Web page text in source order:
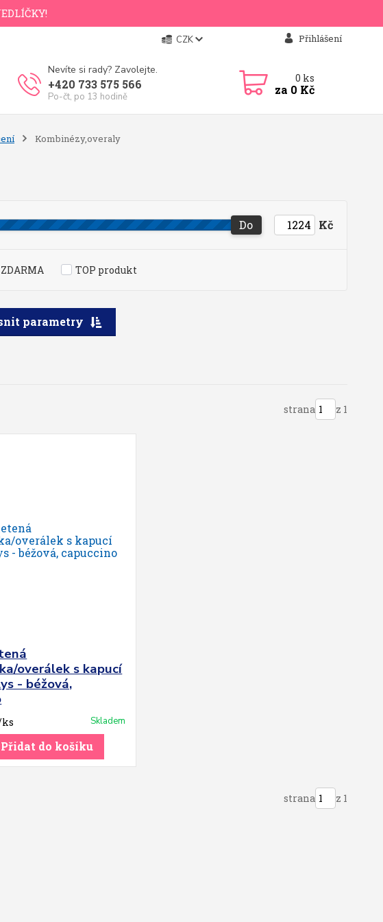
CZK Přihlášení
Nevíte si rady? Zavolejte.
+420 733 575 566
Po-čt, po 13 hodině
0 ks
za 0 Kč
Kombinézy,overaly
parametry
Do Kč
TOP produkt
strana z 1
overálek s kapucí
- béžová,
ks Skladem
Přidat do košíku
strana z 1